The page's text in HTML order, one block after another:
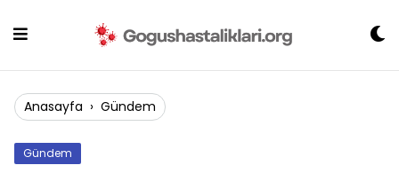
Anasayfa › Gündem
Gündem